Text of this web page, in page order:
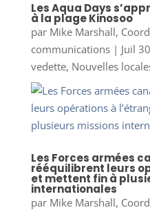
Les Aqua Days
à la plage Kinosoo
par Mike Marshall,
communications| Juil
vedette, Nouvelles
Les Forces armées
rééquilibrent leurs
et mettent fin à
internationales
par Mike Marshall,